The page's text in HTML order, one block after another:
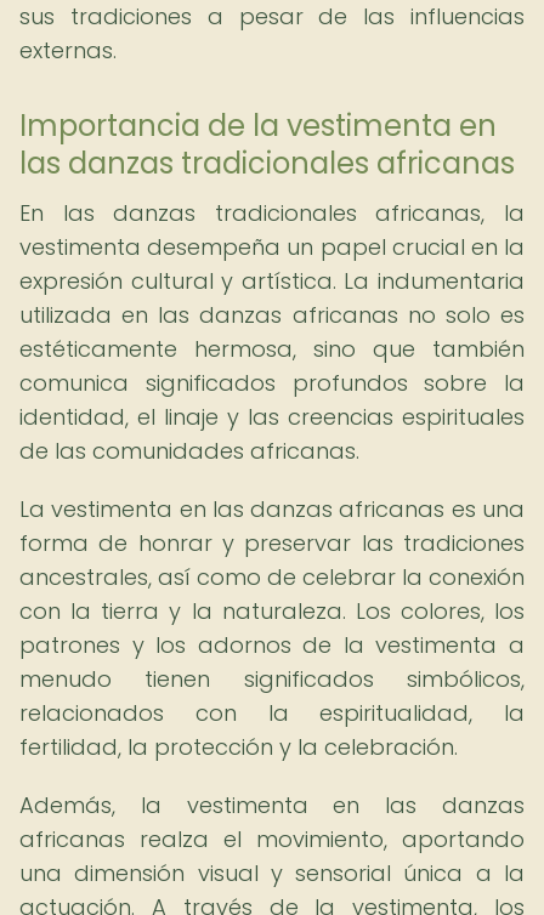
sus tradiciones a pesar de las influencias
externas.
Importancia de la vestimenta en
las danzas tradicionales africanas
En las danzas tradicionales africanas, la
vestimenta desempeña un papel crucial en la
expresión cultural y artística. La indumentaria
utilizada en las danzas africanas no solo es
estéticamente hermosa, sino que también
comunica significados profundos sobre la
identidad, el linaje y las creencias espirituales
de las comunidades africanas.
La vestimenta en las danzas africanas es una
forma de honrar y preservar las tradiciones
ancestrales, así como de celebrar la conexión
con la tierra y la naturaleza. Los colores, los
patrones y los adornos de la vestimenta a
menudo tienen significados simbólicos,
relacionados con la espiritualidad, la
fertilidad, la protección y la celebración.
Además, la vestimenta en las danzas
africanas realza el movimiento, aportando
una dimensión visual y sensorial única a la
actuación. A través de la vestimenta, los